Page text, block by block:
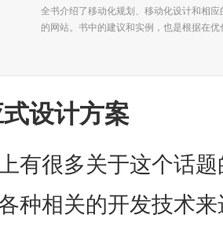
全书介绍了移动化规划、移动化设计和相
的网站。书中的建议和实例，也是根据在
设计方案
有很多关于这个话
种相关的开发技术